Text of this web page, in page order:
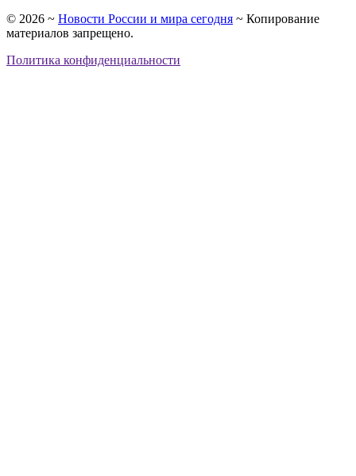
© 2026 ~ Новости России и мира сегодня ~ Копирование
материалов запрещено.
Политика конфиденциальности